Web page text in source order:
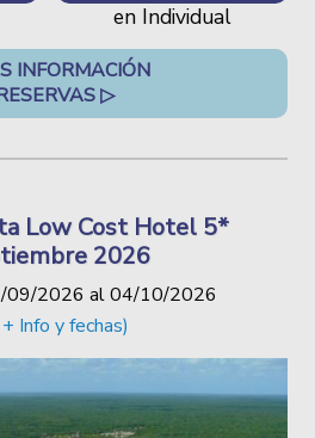
en Individual
INFORMACIÓN
▷
Low Cost Hotel 5*
2026
09/2026 al04/10/2026
Info y fechas)